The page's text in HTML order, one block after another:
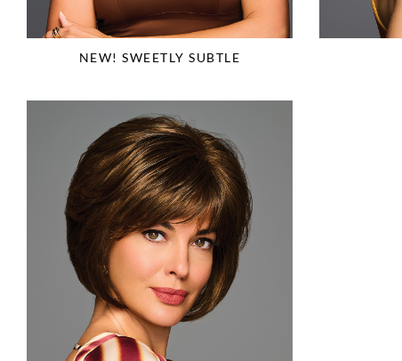
NEW! SWEETLY SUBTLE